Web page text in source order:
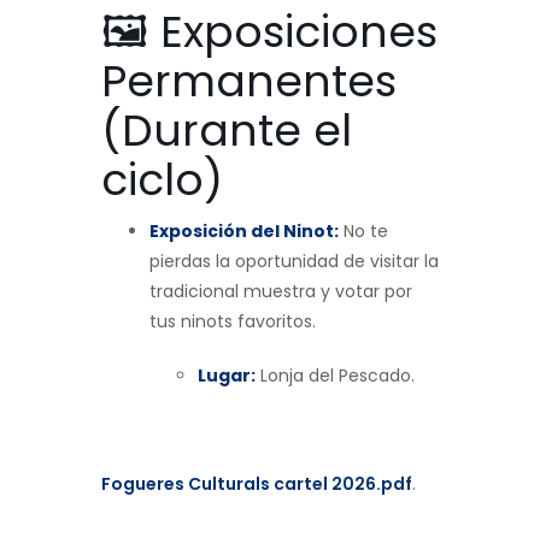
🖼️ Exposiciones
Permanentes
(Durante el
ciclo)
Exposición del Ninot: No te
pierdas la oportunidad de visitar la
tradicional muestra y votar por
tus ninots favoritos.
Lugar: Lonja del Pescado.
Fogueres Culturals cartel 2026.pdf.